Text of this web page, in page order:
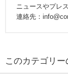
ニュースやプレ
連絡先：